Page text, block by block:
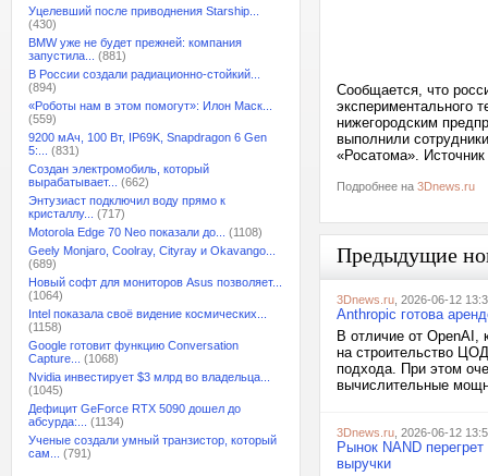
Уцелевший после приводнения Starship...
(430)
BMW уже не будет прежней: компания
запустила...
(881)
В России создали радиационно-стойкий...
(894)
«Роботы нам в этом помогут»: Илон Маск...
(559)
9200 мАч, 100 Вт, IP69K, Snapdragon 6 Gen
5:...
(831)
Создан электромобиль, который
вырабатывает...
(662)
Энтузиаст подключил воду прямо к
кристаллу...
(717)
Motorola Edge 70 Neo показали до...
(1108)
Geely Monjaro, Coolray, Cityray и Okavango...
(689)
Новый софт для мониторов Asus позволяет...
(1064)
Intel показала своё видение космических...
(1158)
Google готовит функцию Conversation
Capture...
(1068)
Nvidia инвестирует $3 млрд во владельца...
(1045)
Дефицит GeForce RTX 5090 дошел до
абсурда:...
(1134)
Ученые создали умный транзистор, который
сам...
(791)
Сообщается, что
экспериментального
нижегородским
выполнили
«Росатома».
Подробнее на 3Dnews.ru
Предыдущие
3Dnews.ru , 2026-06-12
Anthropic готова
В отличие от OpenAI,
на строительство
подхода. При этом
вычислительные
3Dnews.ru , 2026-06-12
Рынок NAND
выручки